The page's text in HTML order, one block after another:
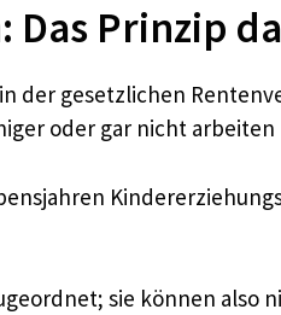
Das Prinzip
der gesetzlichen
oder gar nicht arbeiten
sie können also